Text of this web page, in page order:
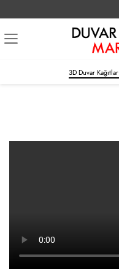
3D Duvar Kağıtları